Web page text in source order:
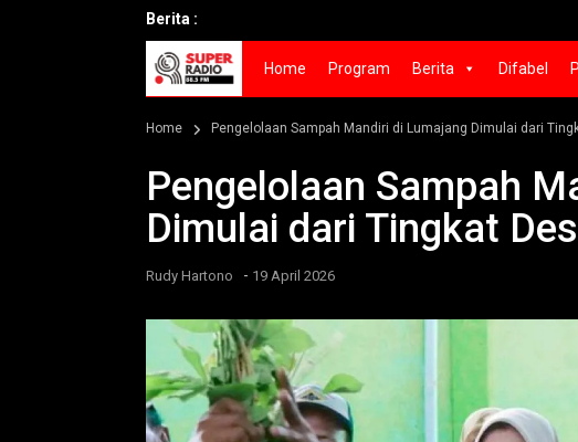
Berita :
Home Program Berita Difabel
Home Pengelolaan Sampah Mandiri di Lumajang Dimulai dari
Pengelolaan Sampah
Dimulai dari Tingkat
Rudy Hartono - 19 April 2026